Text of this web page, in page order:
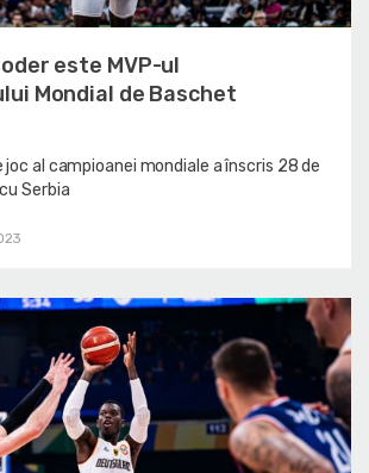
este MVP-ul
Mondial de Baschet
al campioanei mondiale a înscris 28 de
Serbia